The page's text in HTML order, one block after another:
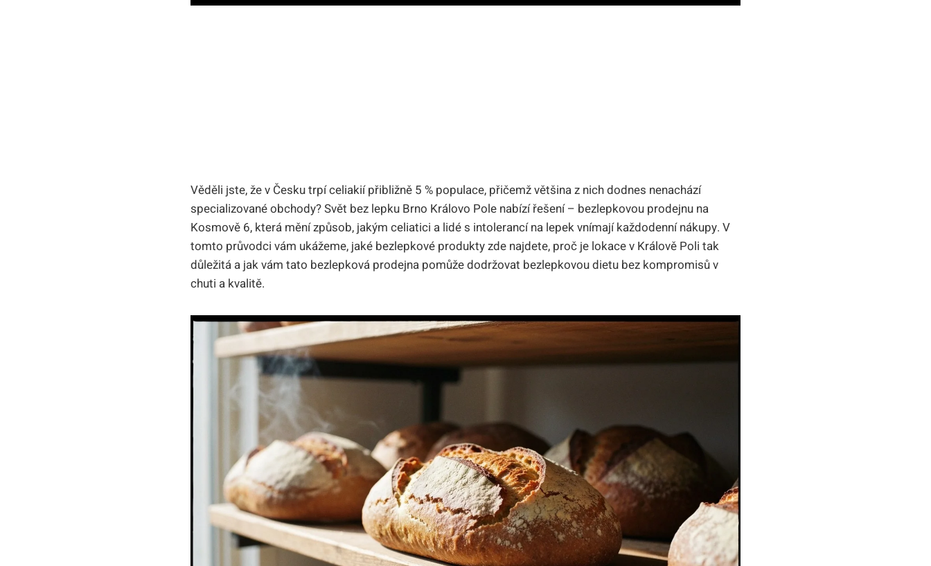
Věděli jste, že v Česku trpí celiakií přibližně 5 % populace, přičemž většina z nich dodnes nenachází
specializované obchody? Svět bez lepku Brno Královo Pole nabízí řešení – bezlepkovou prodejnu na
Kosmově 6, která mění způsob, jakým celiatici a lidé s intolerancí na lepek vnímají každodenní nákupy. V
tomto průvodci vám ukážeme, jaké bezlepkové produkty zde najdete, proč je lokace v Králově Poli tak
důležitá a jak vám tato bezlepková prodejna pomůže dodržovat bezlepkovou dietu bez kompromisů v
chuti a kvalitě.